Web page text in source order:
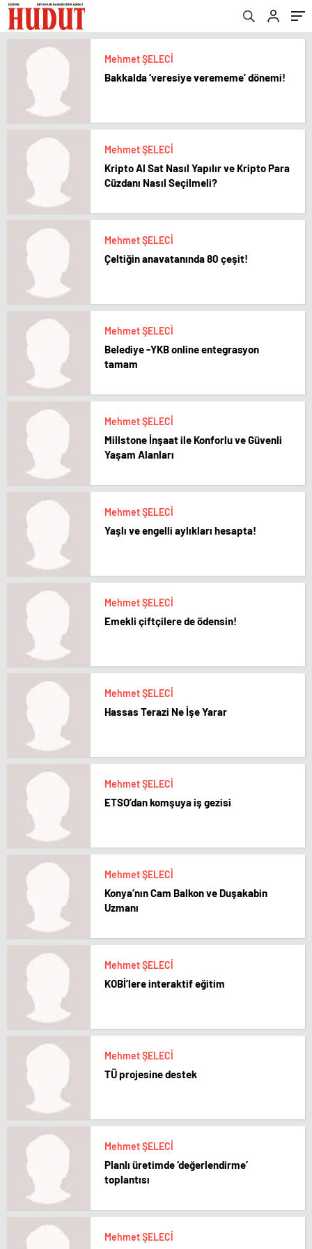
Mehmet ŞELECİ
Bakkalda ‘veresiye verememe’ dönemi!
Mehmet ŞELECİ
Kripto Al Sat Nasıl Yapılır ve Kripto Para
Cüzdanı Nasıl Seçilmeli?
Mehmet ŞELECİ
Çeltiğin anavatanında 80 çeşit!
Mehmet ŞELECİ
Belediye -YKB online entegrasyon
tamam
Mehmet ŞELECİ
Millstone İnşaat ile Konforlu ve Güvenli
Yaşam Alanları
Mehmet ŞELECİ
Yaşlı ve engelli aylıkları hesapta!
Mehmet ŞELECİ
Emekli çiftçilere de ödensin!
Mehmet ŞELECİ
Hassas Terazi Ne İşe Yarar
Mehmet ŞELECİ
ETSO’dan komşuya iş gezisi
Mehmet ŞELECİ
Konya’nın Cam Balkon ve Duşakabin
Uzmanı
Mehmet ŞELECİ
KOBİ’lere interaktif eğitim
Mehmet ŞELECİ
TÜ projesine destek
Mehmet ŞELECİ
Planlı üretimde ‘değerlendirme’
toplantısı
Mehmet ŞELECİ